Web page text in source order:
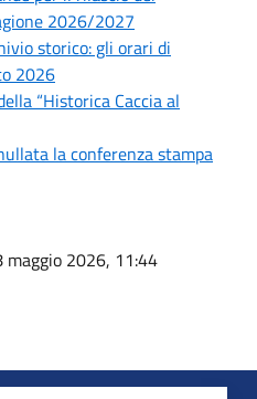
2026/2027
storico: gli orari di
2026
“Historica Caccia al
la conferenza stampa
maggio 2026, 11:44